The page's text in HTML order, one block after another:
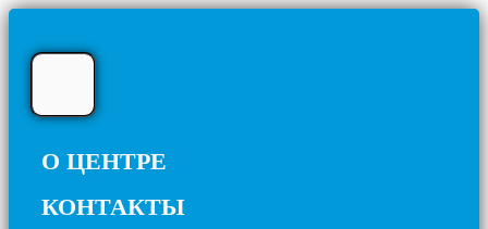
О ЦЕНТРЕ
КОНТАКТЫ